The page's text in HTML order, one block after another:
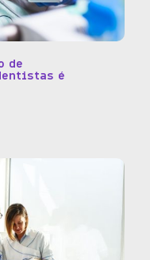
de
é